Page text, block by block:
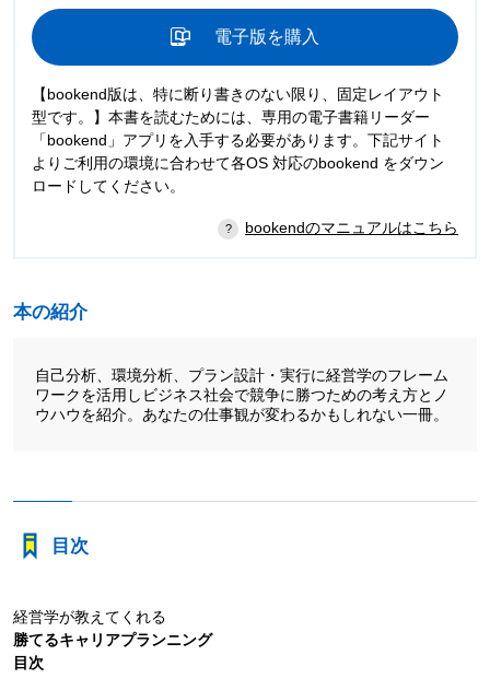
電子版を購入
【bookend版は、特に断り書きのない限り、固定レイアウト
型です。】本書を読むためには、専用の電子書籍リーダー
「bookend」アプリを入手する必要があります。下記サイト
よりご利用の環境に合わせて各OS 対応のbookend をダウン
ロードしてください。
bookendのマニュアルはこちら
本の紹介
自己分析、環境分析、プラン設計・実行に経営学のフレーム
ワークを活用しビジネス社会で競争に勝つための考え方とノ
ウハウを紹介。あなたの仕事観が変わるかもしれない一冊。
目次
経営学が教えてくれる
勝てるキャリアプランニング
目次